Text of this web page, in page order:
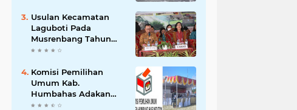
Usulan Kecamatan
Laguboti Pada
Musrenbang Tahun
2025, Bupati Toba
Mendukung
Pertumbuhan
Pariwisata.
Komisi Pemilihan
Umum Kab.
Humbahas Adakan
Sosialisasi & Simulasi,